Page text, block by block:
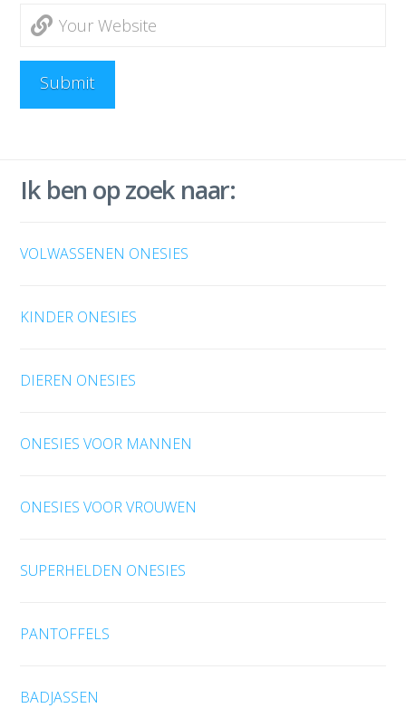
Ik ben op zoek naar:
VOLWASSENEN ONESIES
KINDER ONESIES
DIEREN ONESIES
ONESIES VOOR MANNEN
ONESIES VOOR VROUWEN
SUPERHELDEN ONESIES
PANTOFFELS
BADJASSEN